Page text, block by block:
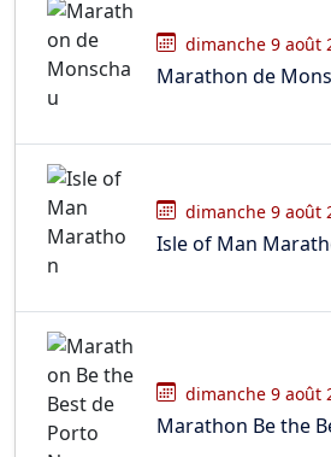
dimanche 9 août
Marathon de
dimanche 9 août
Isle of Man
dimanche 9 août
Marathon Be the